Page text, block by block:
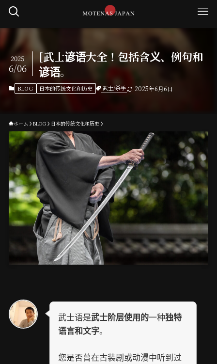
[武士谚语大全！包括含义、例句和
谚语。
2025
6/06
BLOG 日本的传统文化和历史 武士/杀手 2025年6月6日
ホーム BLOG 日本的传统文化和历史
武士语是武士阶层使用的一种独特
语言和文字。
您是否曾在古装剧或动漫中听到过